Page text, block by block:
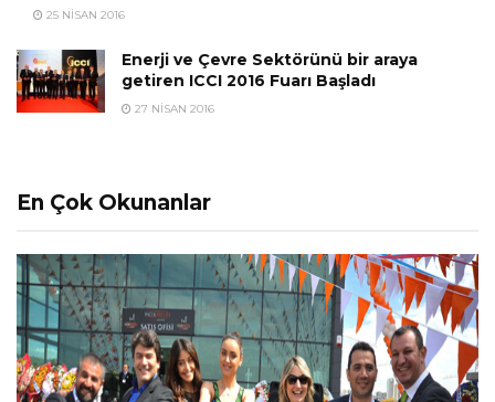
25 NISAN 2016
Enerji ve Çevre Sektörünü bir araya
getiren ICCI 2016 Fuarı Başladı
27 NISAN 2016
En Çok Okunanlar